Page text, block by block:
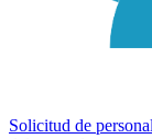
Solicitud de